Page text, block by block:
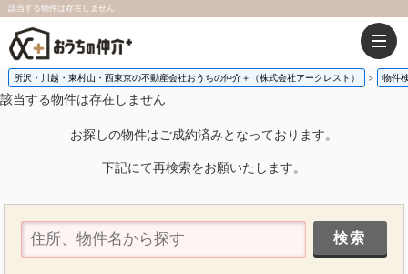
該当する物件は存在しません
所沢・川越・東村山・西東京の不動産会社おうちの仲介＋（株式会社アークレスト） 物件
該当する物件は存在しません
お探しの物件はご成約済みとなっております。
下記にて再検索をお願いたします。